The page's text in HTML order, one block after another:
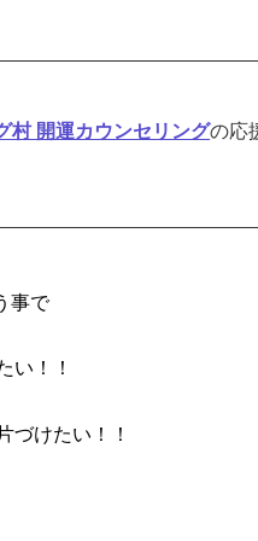
村 開運カウンセリングの応
事で
い！！
づけたい！！